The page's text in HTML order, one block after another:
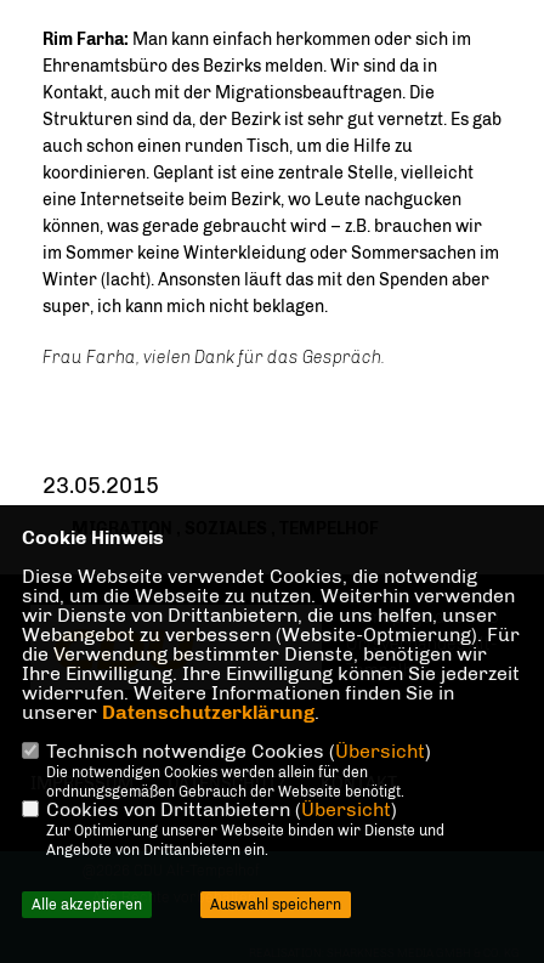
Rim Farha: Man kann einfach herkommen oder sich im
Ehrenamtsbüro des Bezirks melden. Wir sind da in
Kontakt, auch mit der Migrationsbeauftragen. Die
Strukturen sind da, der Bezirk ist sehr gut vernetzt. Es gab
auch schon einen runden Tisch, um die Hilfe zu
koordinieren. Geplant ist eine zentrale Stelle, vielleicht
eine Internetseite beim Bezirk, wo Leute nachgucken
können, was gerade gebraucht wird – z.B. brauchen wir
im Sommer keine Winterkleidung oder Sommersachen im
Winter (lacht). Ansonsten läuft das mit den Spenden aber
super, ich kann mich nicht beklagen.
Frau Farha, vielen Dank für das Gespräch.
23.05.2015
MIGRATION
Homepage des CDU
Ortsverbandes Alt-
Tempelhof
IMPRESSUM DATENSCHUTZ KONTAKT
Alle Rechte vorbehalten.
Cookie Hinweis
Diese Webseite verwendet Cookies, die notwendig
sind, um die Webseite zu nutzen. Weiterhin verwenden
wir Dienste von Drittanbietern, die uns helfen, unser
Webangebot zu verbessern (Website-Optmierung). Für
die Verwendung bestimmter Dienste, benötigen wir
Ihre Einwilligung. Ihre Einwilligung können Sie jederzeit
widerrufen. Weitere Informationen finden Sie in
unserer Datenschutzerklärung.
Technisch notwendige Cookies (Übersicht)
Die notwendigen Cookies werden allein für den
ordnungsgemäßen Gebrauch der Webseite benötigt.
Cookies von Drittanbietern (Übersicht)
Zur Optimierung unserer Webseite binden wir Dienste und
Angebote von Drittanbietern ein.
Alle akzeptieren Auswahl speichern